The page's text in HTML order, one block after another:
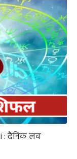
: दैनिक लव